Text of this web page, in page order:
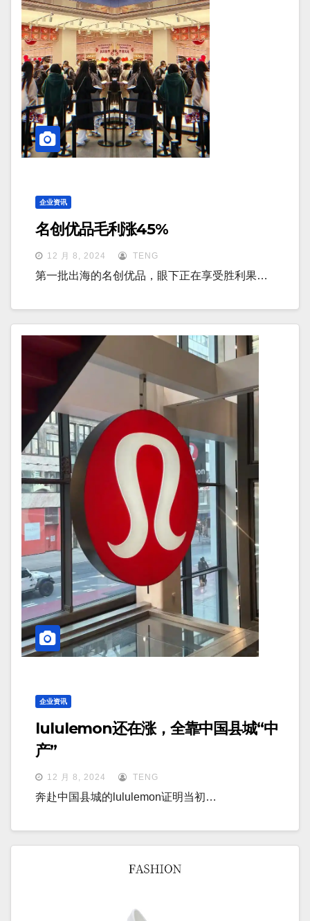
企业资讯
名创优品毛利涨45%
12 月 8, 2024 TENG
第一批出海的名创优品，眼下正在享受胜利果…
企业资讯
lululemon还在涨，全靠中国县城“中
产”
12 月 8, 2024 TENG
奔赴中国县城的lululemon证明当初…